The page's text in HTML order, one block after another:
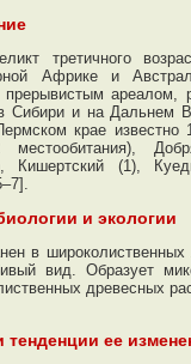
третичного
Африке и
прерывистым ареалом,
Сибири и на Дальнем
крае известно
местообитания),
Кишертский (1),
и экологии
в
вид. Образует
древесных
тенденции ее